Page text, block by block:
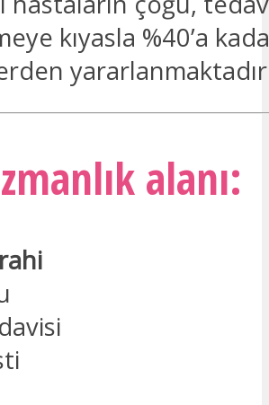
kıyasla %40’a
alanı: